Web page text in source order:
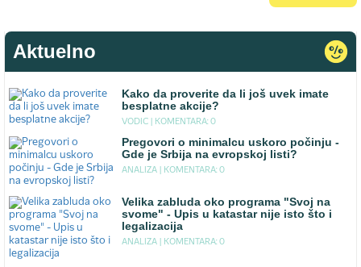
Aktuelno
Kako da proverite da li još uvek imate
besplatne akcije?
VODIC | KOMENTARA: 0
Pregovori o minimalcu uskoro počinju -
Gde je Srbija na evropskoj listi?
ANALIZA | KOMENTARA: 0
Velika zabluda oko programa "Svoj na
svome" - Upis u katastar nije isto što i
legalizacija
ANALIZA | KOMENTARA: 0